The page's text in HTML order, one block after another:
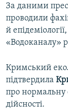
За даними
проводили
й
«Водоканалу»
Кримський
підтвердила
про нормальну
дійсності.